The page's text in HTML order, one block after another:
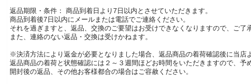
返品期限・条件： 商品到着日より7日以内とさせていただきます。
商品到着後7日以内にメールまたは電話でご連絡ください。
それを過ぎますと、返品、交換のご要望はお受けできなくなりますので、ご了
また、連絡のない返品・交換は受けかねます。
※決済方法により返金が必要となりました場合、返品商品の着荷確認後に当
返品商品の着荷と状態確認には２～３週間ほどお時間をいただきますので、予
開封後の返品、その他お客様都合の場合はご容赦ください。